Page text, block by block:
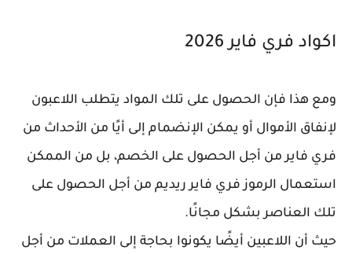
اكواد فري فاير 2026
ومع هذا فإن الحصول على تلك المواد يتطلب اللاعبون
لإنفاق الأموال أو يمكن الإنضمام إلى أيًا من الأحداث من
فري فاير من أجل الحصول على الخصم، بل من الممكن
استعمال الرموز فري فاير ريديم من أجل الحصول على
تلك العناصر بشكل مجانًا.
حيث أن اللاعبين أيضًا يكونوا بحاجة إلى العملات من أجل